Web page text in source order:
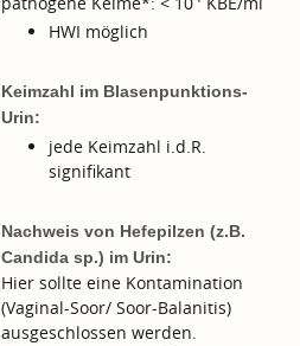
HWI möglich
Keimzahl im Blasenpunktions-
Urin:
jede Keimzahl i.d.R.
signifikant
Nachweis von Hefepilzen (z.B.
Candida sp.) im Urin:
Hier sollte eine Kontamination
(Vaginal-Soor/ Soor-Balanitis)
ausgeschlossen werden.